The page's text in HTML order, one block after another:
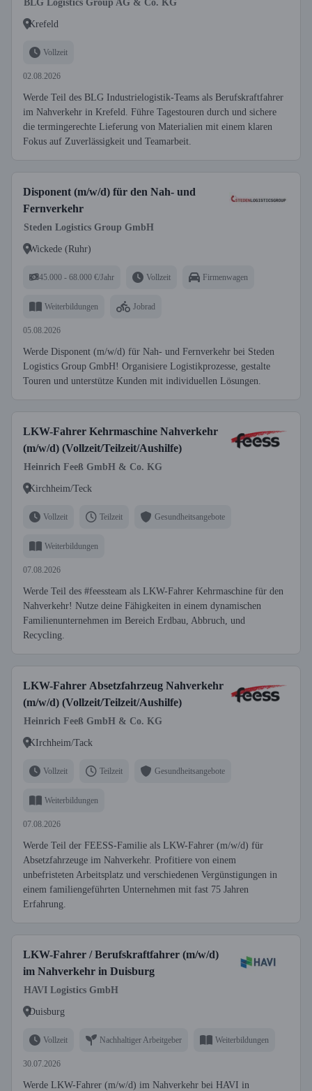
BLG Logistics Group AG & Co. KG
Krefeld
Vollzeit
02.08.2026
Werde Teil des BLG Industrielogistik-Teams als Berufskraftfahrer
im Nahverkehr in Krefeld. Führe Tagestouren durch und sichere
die termingerechte Lieferung von Materialien mit einem klaren
Fokus auf Zuverlässigkeit und Teamarbeit.
Disponent (m/w/d) für den Nah- und
Fernverkehr
Steden Logistics Group GmbH
Wickede (Ruhr)
45.000 - 68.000 €/Jahr Vollzeit Firmenwagen
Weiterbildungen Jobrad
05.08.2026
Werde Disponent (m/w/d) für Nah- und Fernverkehr bei Steden
Logistics Group GmbH! Organisiere Logistikprozesse, gestalte
Touren und unterstütze Kunden mit individuellen Lösungen.
LKW-Fahrer Kehrmaschine Nahverkehr
(m/w/d) (Vollzeit/Teilzeit/Aushilfe)
Heinrich Feeß GmbH & Co. KG
Kirchheim/Teck
Vollzeit Teilzeit Gesundheitsangebote
Weiterbildungen
07.08.2026
Werde Teil des #feessteam als LKW-Fahrer Kehrmaschine für den
Nahverkehr! Nutze deine Fähigkeiten in einem dynamischen
Familienunternehmen im Bereich Erdbau, Abbruch, und
Recycling.
LKW-Fahrer Absetzfahrzeug Nahverkehr
(m/w/d) (Vollzeit/Teilzeit/Aushilfe)
Heinrich Feeß GmbH & Co. KG
KIrchheim/Tack
Vollzeit Teilzeit Gesundheitsangebote
Weiterbildungen
07.08.2026
Werde Teil der FEESS-Familie als LKW-Fahrer (m/w/d) für
Absetzfahrzeuge im Nahverkehr. Profitiere von einem
unbefristeten Arbeitsplatz und verschiedenen Vergünstigungen in
einem familiengeführten Unternehmen mit fast 75 Jahren
Erfahrung.
LKW-Fahrer / Berufskraftfahrer (m/w/d)
im Nahverkehr in Duisburg
HAVI Logistics GmbH
Duisburg
Vollzeit Nachhaltiger Arbeitgeber Weiterbildungen
30.07.2026
Werde LKW-Fahrer (m/w/d) im Nahverkehr bei HAVI in